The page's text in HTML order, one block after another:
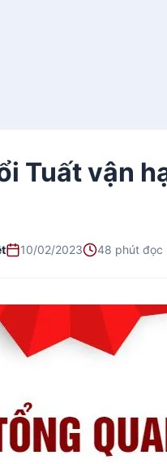
Tuất vận
10/02/2023 48 phút đọc